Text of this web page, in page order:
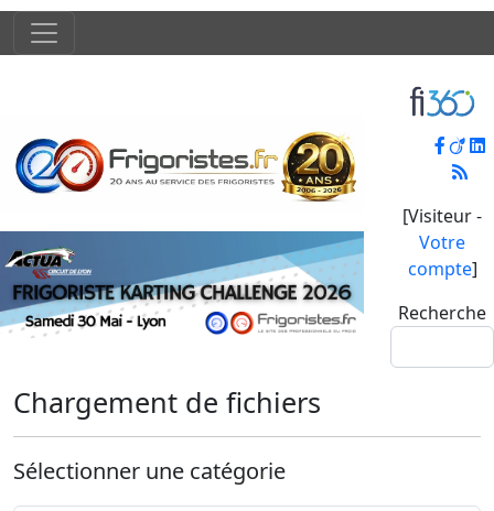
[Visiteur -
Votre
compte]
Recherche
Chargement de fichiers
Sélectionner une catégorie